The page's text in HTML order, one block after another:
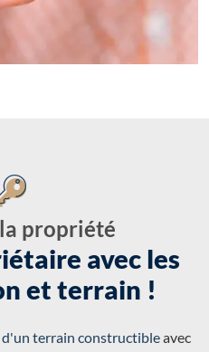
propriété
avec les
et terrain !
d'un terrain constructibleavec